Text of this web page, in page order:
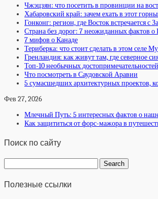
Чжэцзян: что посетить в провинции на
Хабаровский край: зачем ехать в этот
Гонконг: регион, где Восток встречается с
Страна без дорог: 7 неожиданных фактов о
7 мифов о Канаде
Териберка: что стоит сделать в этом селе
Гренландия: как живут там, где северное
Топ-10 необычных
Что посмотреть в Саудовской Аравии
5 сумасшедших архитектурных проектов,
Фев 27, 2026
Млечный Путь: 5 интересных фактов о
Как защититься от форс-мажора в
Поиск по сайту
Полезные ссылки